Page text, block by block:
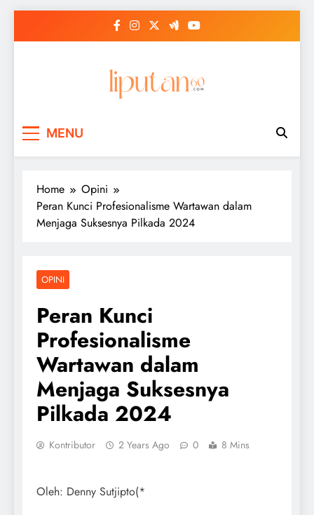
MENU
Home
Opini
Peran Kunci Profesionalisme Wartawan dalam
Menjaga Suksesnya Pilkada 2024
OPINI
Peran Kunci
Profesionalisme
Wartawan dalam
Menjaga Suksesnya
Pilkada 2024
Kontributor 2 Years Ago 0 8 Mins
Oleh: Denny Sutjipto(*